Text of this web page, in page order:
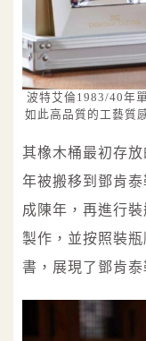
波特艾倫1983/40年
如此高品質的工藝質
其橡木桶最初存
年被搬移到鄧肯
成陳年，再進行
製作，並按照裝
書，展現了鄧肯